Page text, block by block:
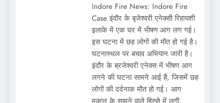
Indore Fire News: Indore Fire
Case इंदौर के बृजेश्वरी एनेक्सी रिहायशी
इलाके में एक घर में भीषण आग लग गई।
इस घटना में छह लोगों की मौत हो गई है।
घटनास्थल पर बचाव अभियान जारी है।
इंदौर के ब्रजेश्वरी एनेक्स में भीषण आग
लगने की घटना सामने आई है, जिसमें छह
लोगों की दर्दनाक मौत हो गई। आग